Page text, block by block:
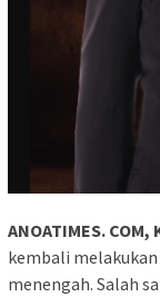
ANOATIMES. COM,
kembali
menengah. Salah